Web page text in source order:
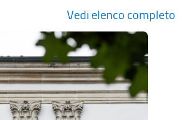
Vedi elenco completo